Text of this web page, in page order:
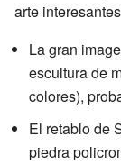
arte
La gran
escultura de
colores),
El retablo de
piedra